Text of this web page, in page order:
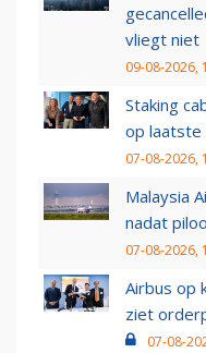
vliegt niet
09-08-2026,
Staking
op laatste
07-08-2026,
Malaysia
nadat
07-08-2026,
Airbus op
ziet
07-08-